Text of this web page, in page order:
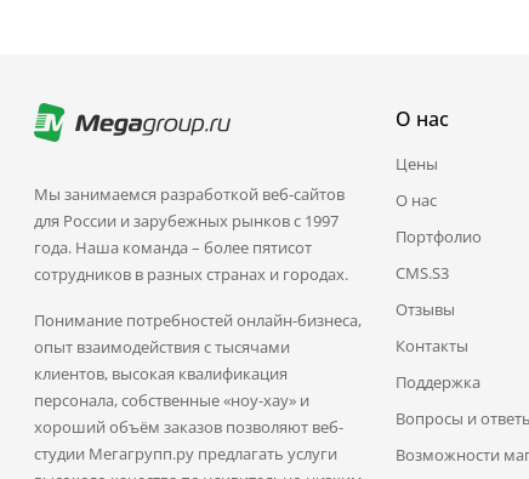
Мы занимаемся разработкой веб-сайтов
для России и зарубежных рынков с 1997
года. Наша команда – более пятисот
сотрудников в разных странах и городах.
Понимание потребностей онлайн-бизнеса,
опыт взаимодействия с тысячами
клиентов, высокая квалификация
персонала, собственные «ноу-хау» и
хороший объём заказов позволяют веб-
студии Мегагрупп.ру предлагать услуги
О нас
Цены
О нас
Портфолио
CMS.S3
Отзывы
Контакты
Поддержка
Вопросы и
Возможности